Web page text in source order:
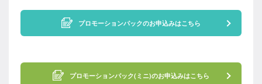
プロモーションパックのお申込みはこちら
プロモーションパック(ミニ)のお申込みはこちら